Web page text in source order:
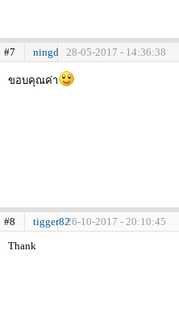
#7 ningd 28-05-2017 - 14:36:38
ขอบคุณค่า
#8 tigger8226-10-2017 - 20:10:45
Thank